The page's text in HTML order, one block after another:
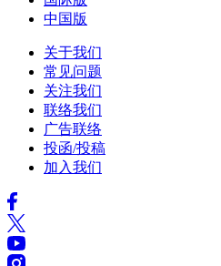
中国版
关于我们
常见问题
关注我们
联络我们
广告联络
投函/投稿
加入我们